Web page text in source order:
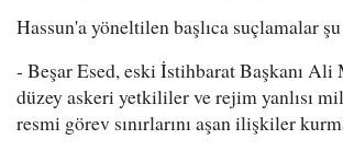
Hassun'a yöneltilen başlıca suçlamalar
- Beşar Esed, eski İstihbarat Başkanı Ali
düzey askeri yetkililer ve rejim yanlısı
resmi görev sınırlarını aşan ilişkiler